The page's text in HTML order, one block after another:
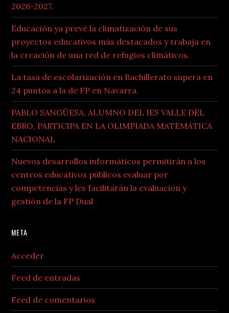
2026-2027.
Educación ya prevé la climatización de sus
proyectos educativos más destacados y trabaja en
la creación de una red de refugios climáticos.
La tasa de escolarización en Bachillerato supera en
24 puntos a la de FP en Navarra.
PABLO SANGÜESA, ALUMNO DEL IES VALLE DEL
EBRO, PARTICIPA EN LA OLIMPIADA MATEMÁTICA
NACIONAL
Nuevos desarrollos informáticos permitirán a los
centros educativos públicos evaluar por
competencias y les facilitarán la evaluación y
gestión de la FP Dual
META
Acceder
Feed de entradas
Feed de comentarios